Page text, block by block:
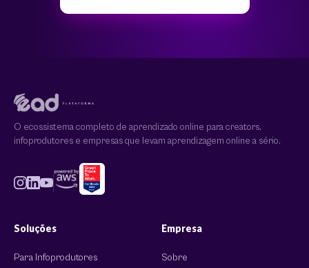
O ecossistema completo de aprendizado online para creators,
infoprodutores e empresas que levam aprendizagem online a sério.
Soluções
Para Infoprodutores
Empresa
Sobre